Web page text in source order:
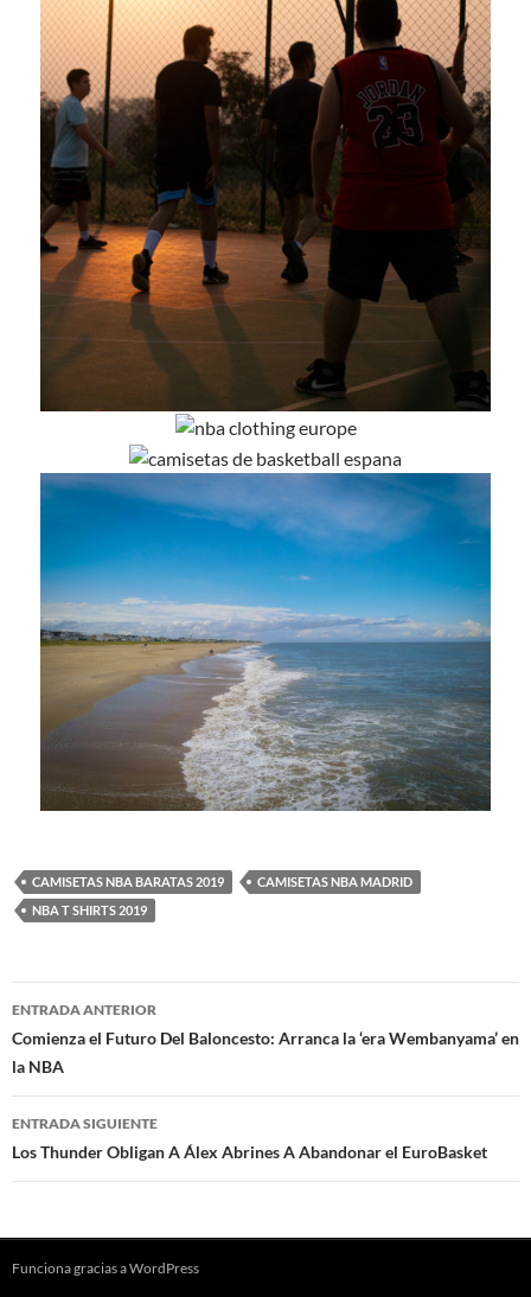
CAMISETAS NBA BARATAS 2019
CAMISETAS NBA MADRID
NBA T SHIRTS 2019
Navegación
de
entradas
ENTRADA ANTERIOR
Comienza el Futuro Del Baloncesto: Arranca la ‘era Wembanyama’ en
la NBA
ENTRADA SIGUIENTE
Los Thunder Obligan A Álex Abrines A Abandonar el EuroBasket
Funciona gracias a WordPress